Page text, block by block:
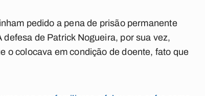
pedido a pena de prisão permanente
de Patrick Nogueira, por sua vez,
o colocava em condição de doente, fato que